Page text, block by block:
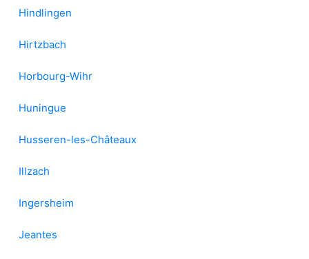
Hindlingen
Hirtzbach
Horbourg-Wihr
Huningue
Husseren-les-Châteaux
Illzach
Ingersheim
Jeantes